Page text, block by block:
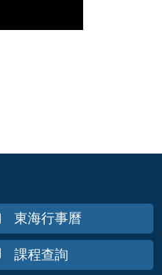
東海行事曆
課程查詢